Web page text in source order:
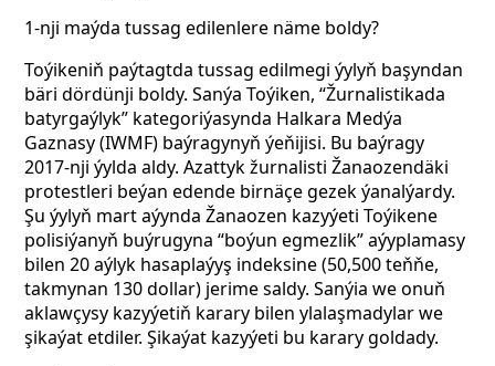
1-nji maýda tussag edilenlere näme boldy?
Toýikeniň paýtagtda tussag edilmegi ýylyň başyndan
bäri dördünji boldy. Sanýa Toýiken, “Žurnalistikada
batyrgaýlyk” kategoriýasynda Halkara Medýa
Gaznasy (IWMF) baýragynyň ýeňijisi. Bu baýragy
2017-nji ýylda aldy. Azattyk žurnalisti Žanaozendäki
protestleri beýan edende birnäçe gezek ýanalýardy.
Şu ýylyň mart aýynda Žanaozen kazyýeti Toýikene
polisiýanyň buýrugyna “boýun egmezlik” aýyplamasy
bilen 20 aýlyk hasaplaýyş indeksine (50,500 teňňe,
takmynan 130 dollar) jerime saldy. Sanýia we onuň
aklawçysy kazyýetiň karary bilen ylalaşmadylar we
şikaýat etdiler. Şikaýat kazyýeti bu karary goldady.